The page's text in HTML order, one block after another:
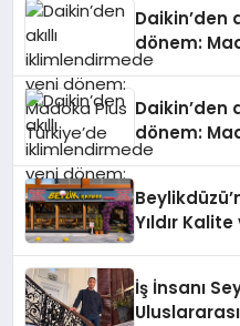
Daikin’den
dönem:
Daikin’den
dönem:
Yıldır
İş İnsanı